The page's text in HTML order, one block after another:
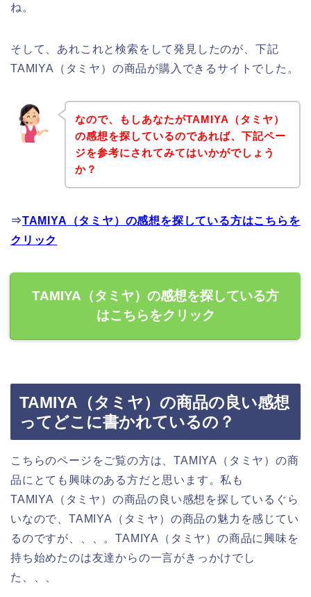
ね。
そして、あれこれと検索をして発見したのが、下記
TAMIYA（タミヤ）の商品が購入できるサイトでした。
なので、もしあなたがTAMIYA（タミヤ）
の感想を探しているのであれば、下記ペー
ジを参考にされてみてはいかがでしょう
か？
⇒TAMIYA（タミヤ）の感想を探している方はこちらを
クリック
TAMIYA（タミヤ）の感想を探している方
はこちらをクリック
TAMIYA（タミヤ）の商品の良い感想
ってどこに書かれているの？
こちらのページをご覧の方は、TAMIYA（タミヤ）の商
品にとても興味のある方だと思います。私も
TAMIYA（タミヤ）の商品の良い感想を探しているぐら
いなので、TAMIYA（タミヤ）の商品の魅力を感じてい
るのですが、、、。TAMIYA（タミヤ）の商品に興味を
持ち始めたのは友達からの一言がきっかけでし
た、、、